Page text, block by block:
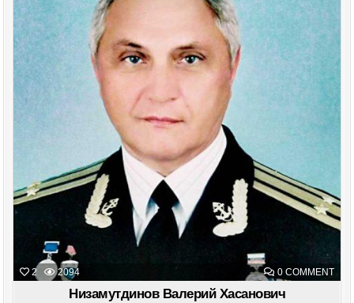
2 2094 0 COMMENTON
in
Низамутдинов Валерий Хасанович